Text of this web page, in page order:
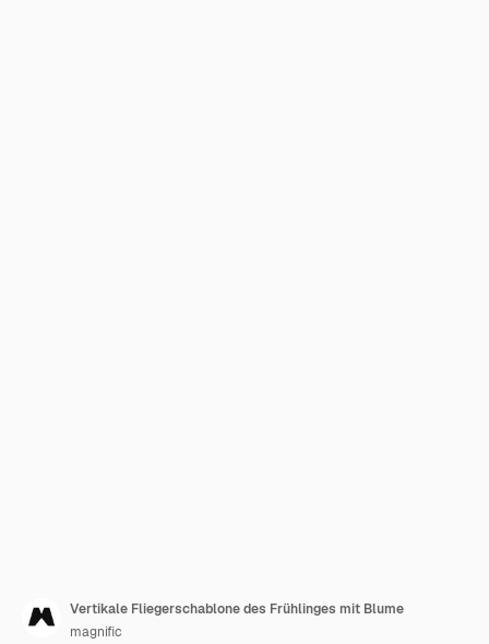
Vertikale Fliegerschablone des Frühlinges mit Blume
magnific